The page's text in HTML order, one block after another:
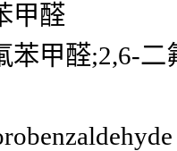
甲醛
苯甲醛;2,6-